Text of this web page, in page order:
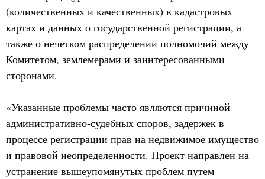
(количественных и качественных) в кадастровых
картах и данных о государственной регистрации, а
также о нечетком распределении полномочий между
Комитетом, землемерами и заинтересованными
сторонами.
«Указанные проблемы часто являются причиной
административно-судебных споров, задержек в
процессе регистрации прав на недвижимое имущество
и правовой неопределенности. Проект направлен на
устранение вышеупомянутых проблем путем